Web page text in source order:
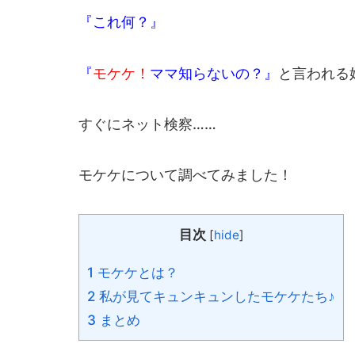
『これ何？』
『モケケ！ ママ知らないの？』 と言われる
すぐにネット検察……
モケケについて調べてみました！
目次 [hide]
1 モケケとは？
2 私が見てキュンキュンしたモケケたち♪
3 まとめ